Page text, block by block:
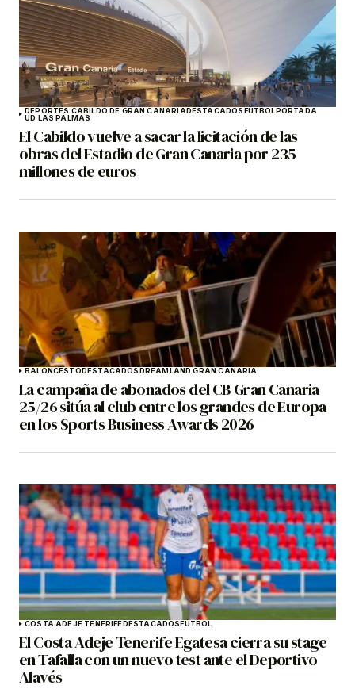
DEPORTES CABILDO DE GRAN CANARIADESTACADOSFÚTBOLPORTADA
UD LAS PALMAS
El Cabildo vuelve a sacar la licitación de las
obras del Estadio de Gran Canaria por 235
millones de euros
BALONCESTODESTACADOSDREAMLAND GRAN CANARIA
La campaña de abonados del CB Gran Canaria
25/26 sitúa al club entre los grandes de Europa
en los Sports Business Awards 2026
COSTA ADEJE TENERIFEDESTACADOSFÚTBOL
El Costa Adeje Tenerife Egatesa cierra su stage
en Tafalla con un nuevo test ante el Deportivo
Alavés